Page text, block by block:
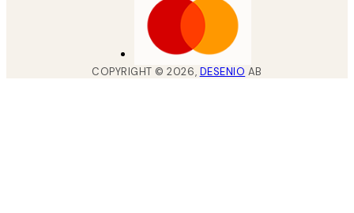
COPYRIGHT ©2026, DESENIO AB